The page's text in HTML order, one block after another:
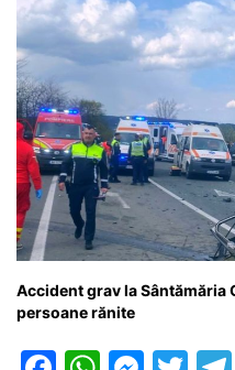
Accident grav la Sântămăria
persoane rănite